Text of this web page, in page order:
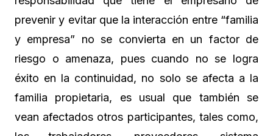
prevenir y evitar que la interacción entre “familia
y empresa” no se convierta en un factor de
riesgo o amenaza, pues cuando no se logra
éxito en la continuidad, no solo se afecta a la
familia propietaria, es usual que también se
vean afectados otros participantes, tales como,